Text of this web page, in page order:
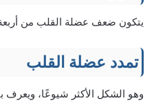
يتكون ضعف عضلة القلب من أربعة
تمدد عضلة القلب
وهو الشكل الأكثر شيوعًا، ويعرف